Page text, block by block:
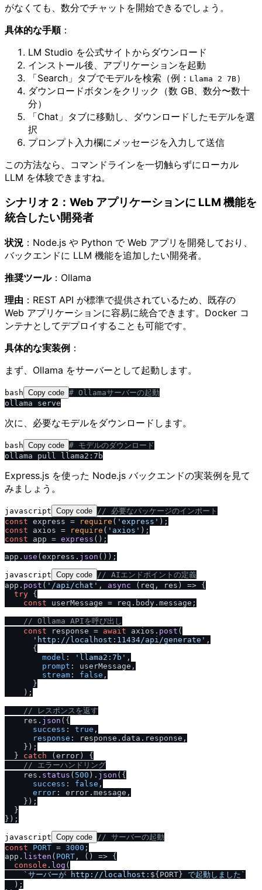
がなくても、数分でチャットを開始できるでしょう。
具体的な手順：
LM Studio を公式サイトからダウンロード
インストール後、アプリケーションを起動
「Search」タブでモデルを検索（例： Llama 2 7B）
ダウンロードボタンをクリック（数 GB、数分〜数十
分）
「Chat」タブに移動し、ダウンロードしたモデルを選
択
プロンプト入力欄にメッセージを入力して送信
この方法なら、コマンドラインを一切触らずにローカル
LLM を体験できますね。
シナリオ 2：Web アプリケーションに LLM 機能を
統合したい開発者
状況 ：Node.js や Python で Web アプリを開発しており、
バックエンドに LLM 機能を追加したい開発者。
推奨ツール：Ollama
理由 ：REST API が標準で提供されているため、既存の
Web アプリケーションに容易に統合できます。Docker コ
ンテナとしてデプロイすることも可能です。
具体的な実装例 ：
まず、Ollama をサーバーとして起動します。
bash Copy code # Ollamaサーバーの起動
次に、必要なモデルをダウンロードします。
bash Copy code # モデルのダウンロード
Express.js を使った Node.js バックエンドの実装例を見て
みましょう。
javascript Copy code // 必要なパッケージのインポート
const express = require ( 'express'
const axios = require ( 'axios'
const app = express ();
app. use (express. json
javascript Copy code // AIエンドポイントの定義
app. post ( ' /api/chat' , async (req, res) => {
try {
const userMessage = req. body . message ;
// Ollama APIを呼び出し
const response = await axios. post (
'http: // localhost:11434/api/generate' ,
      {
model : 'llama2:7b' ,
prompt : userMessage,
stream : false ,
      }
    );
// レスポンスを返す
    res.
json ({
success : true ,
response : response. data . response ,
    });
  }
catch (error) {
// エラーハンドリング
    res.
status ( 500 ). json ({
success : false ,
error : error. message ,
    });
  }
javascript Copy code // サーバーの起動
const
PORT = 3000 ;
app. listen ( PORT , () => {
console . log (
`サーバーが http: // localhost: ${PORT} で起動しました`
  );